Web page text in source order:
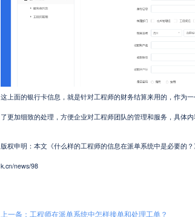
这上面的银行卡信息，就是针对工程师的财务结算来用的，作为
了更加细致的处理，方便企业对工程师团队的管理和服务，具体内
版权申明：本文《什么样的工程师的信息在派单系统中是必要的
k.cn/news/98
上一条：工程师在派单系统中怎样接单和处理工单？